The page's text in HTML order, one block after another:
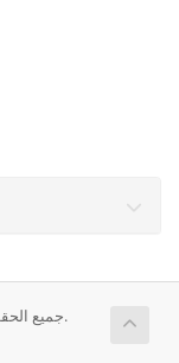
حقوق الطبع والنشر © 2026 Hostinit. جميع الحقوق محفوظة.